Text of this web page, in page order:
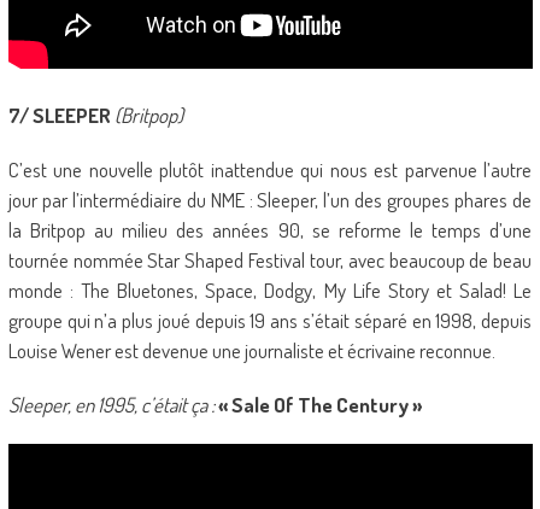
7/ SLEEPER (Britpop)
C’est une nouvelle plutôt inattendue qui nous est parvenue l’autre
jour par l’intermédiaire du NME : Sleeper, l’un des groupes phares de
la Britpop au milieu des années 90, se reforme le temps d’une
tournée nommée Star Shaped Festival tour, avec beaucoup de beau
monde : The Bluetones, Space, Dodgy, My Life Story et Salad! Le
groupe qui n’a plus joué depuis 19 ans s’était séparé en 1998, depuis
Louise Wener est devenue une journaliste et écrivaine reconnue.
Sleeper, en 1995, c’était ça :« Sale Of The Century »